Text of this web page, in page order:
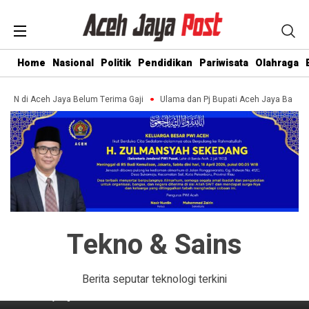
Home Nasional Politik Pendidikan Pariwisata Olahraga
di Aceh Jaya Belum Terima Gaji Ulama dan Pj Bupati Aceh Jaya
Tekno & Sains
Berita seputar teknologi terkini
Headline
Data Kacau, KAHMI Aceh Jaya
Minta BPJS Tunda Pelaksanaan